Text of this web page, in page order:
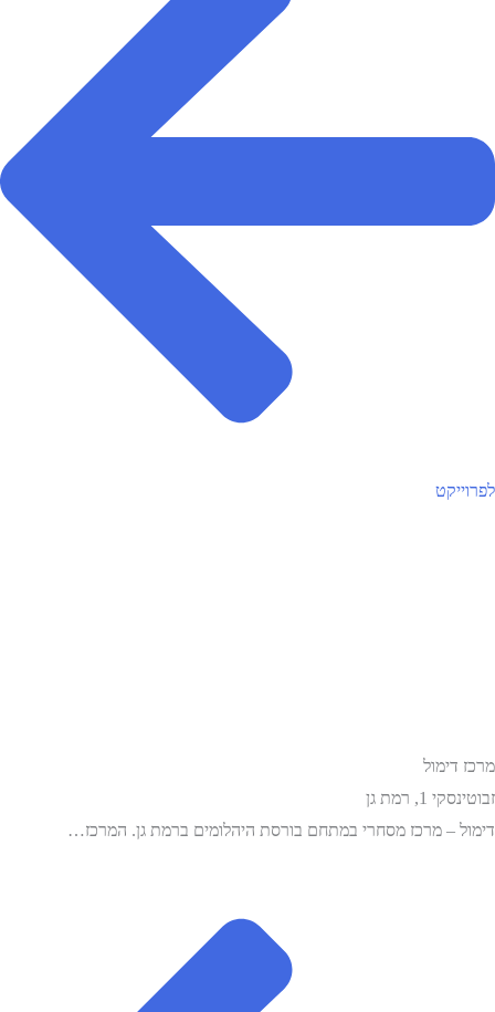
לפרוייקט
מרכז דימול
זבוטינסקי 1, רמת גן
דימול – מרכז מסחרי במתחם בורסת היהלומים ברמת גן. המרכז…